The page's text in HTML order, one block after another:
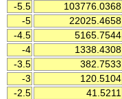
-5.5
103776.0368
-5
22025.4658
-4.5
5165.7544
-4
1338.4308
-3.5
382.7533
-3
120.5104
-2.5
41.5211